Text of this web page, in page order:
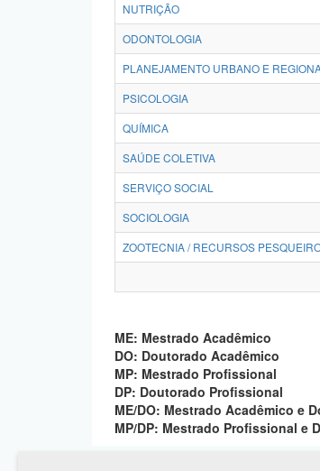
NUTRIÇÃO
ODONTOLOGIA
PLANEJAMENTO URBANO E
PSICOLOGIA
QUÍMICA
SAÚDE COLETIVA
SERVIÇO SOCIAL
SOCIOLOGIA
ZOOTECNIA / RECURSOS
ME: Mestrado Acadêmico
DO: Doutorado Acadêmico
MP: Mestrado Profissional
DP: Doutorado Profissional
ME/DO: Mestrado Acadêmico e
MP/DP: Mestrado Profissional e